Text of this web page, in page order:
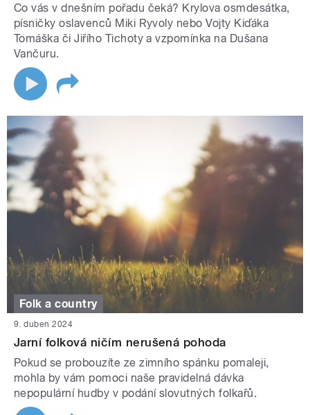
Co vás v dnešním pořadu čeká? Krylova osmdesátka,
písničky oslavenců Miki Ryvoly nebo Vojty Kiďáka
Tomáška či Jiřího Tichoty a vzpomínka na Dušana
Vančuru.
Folk a country
9. duben 2024
Jarní folková ničím nerušená pohoda
Pokud se probouzíte ze zimního spánku pomaleji,
mohla by vám pomoci naše pravidelná dávka
nepopulární hudby v podání slovutných folkařů.